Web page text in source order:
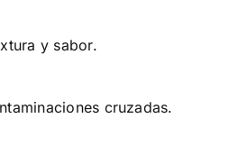
y sabor.
cruzadas.